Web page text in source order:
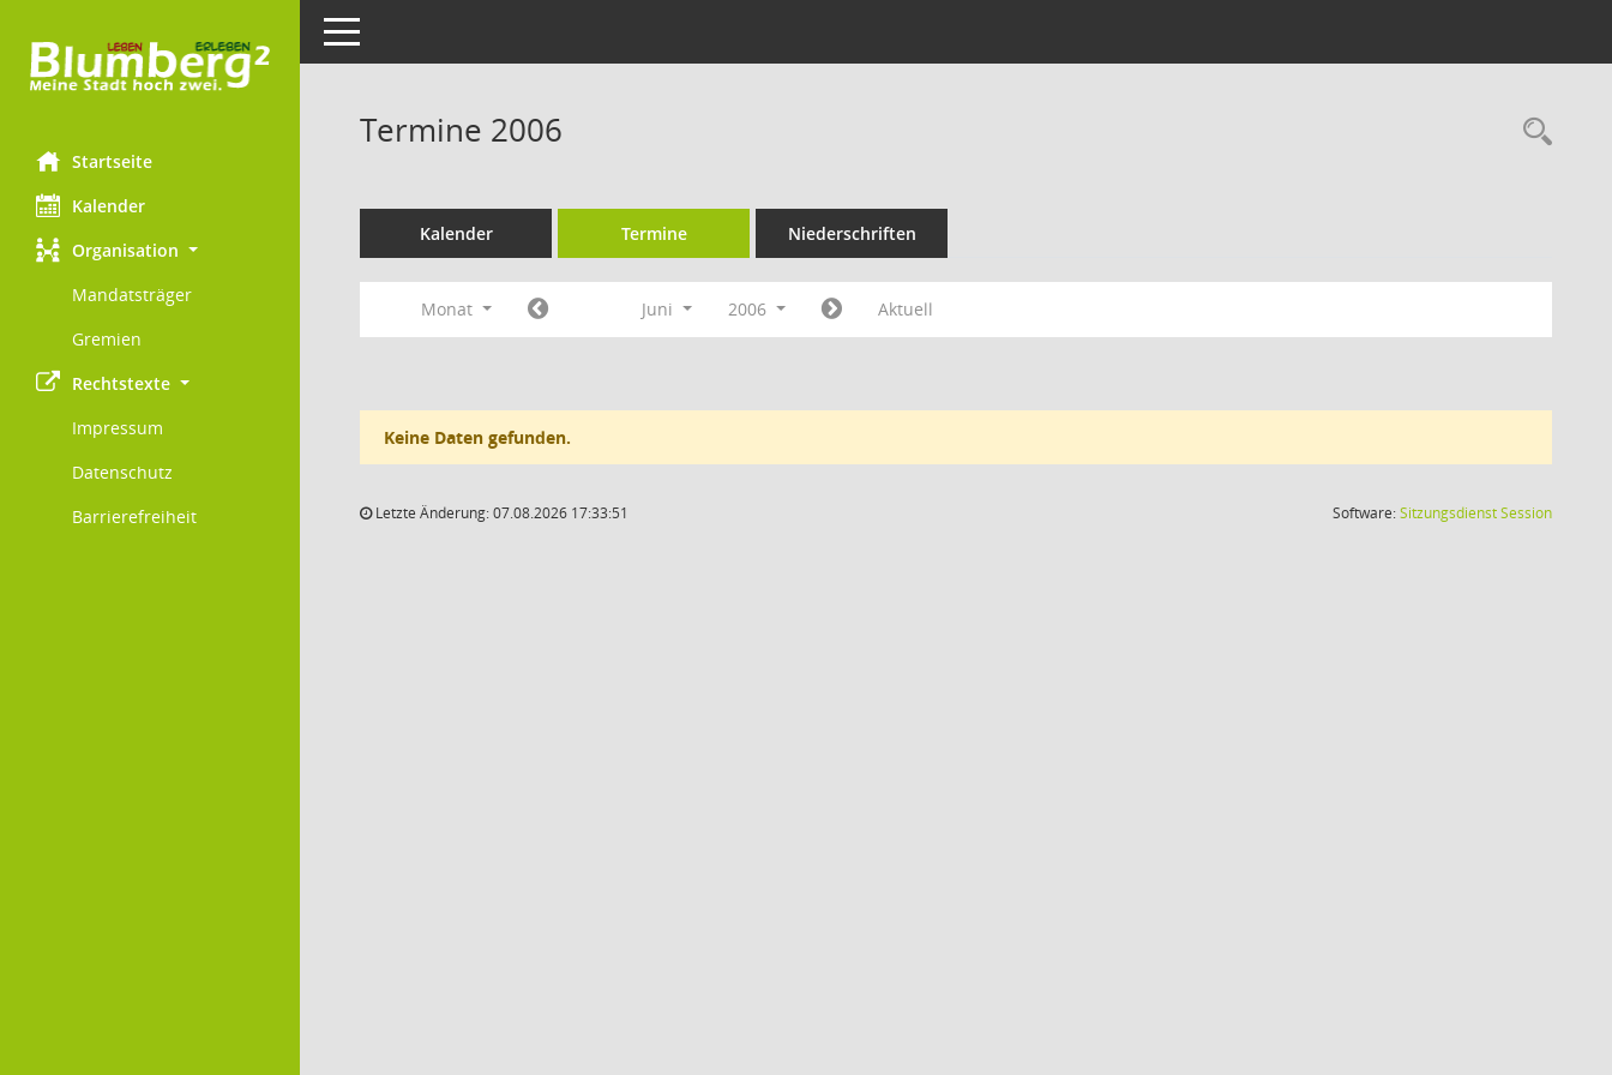
Startseite
Kalender
Organisation
Mandatsträger
Gremien
Rechtstexte
Impressum
Datenschutz
Barrierefreiheit
Toggle navigation
Termine 2006
Kalender Termine Niederschriften
Monat Juni 2006 Aktuell
Keine Daten gefunden.
Letzte Änderung: 07.08.2026 17:33:51 Software:SitzungsdienstSession(Wird in